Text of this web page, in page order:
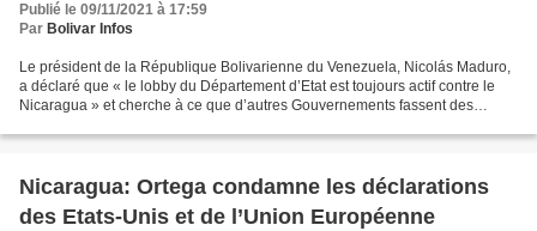
Publié le 09/11/2021 à 17:59
Par Bolivar Infos
Le président de la République Bolivarienne du Venezuela, Nicolás Maduro,
a déclaré que « le lobby du Département d’Etat est toujours actif contre le
Nicaragua » et cherche à ce que d’autres Gouvernements fassent des
Nicaragua: Ortega condamne les déclarations
des Etats-Unis et de l’Union Européenne